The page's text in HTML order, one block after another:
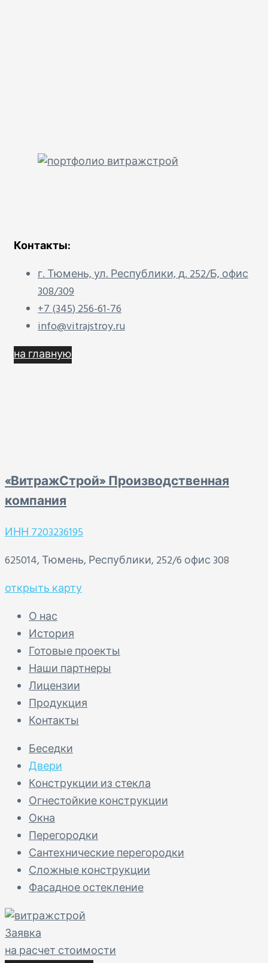
Контакты:
г. Тюмень, ул. Республики, д. 252/Б, офис
308/309
+7 (345) 256-61-76
info@vitrajstroy.ru
на главную
«ВитражСтрой» Производственная
компания
ИНН 7203236195
625014, Тюмень, Республики, 252/6 офис 308
открыть карту
О нас
История
Готовые проекты
Наши партнеры
Лицензии
Продукция
Контакты
Беседки
Двери
Конструкции из стекла
Огнестойкие конструкции
Окна
Перегородки
Сантехнические перегородки
Сложные конструкции
Фасадное остекление
Заявка
на расчет стоимости